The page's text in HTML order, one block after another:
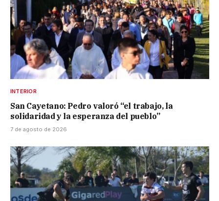
INTERIOR
San Cayetano: Pedro valoró “el trabajo, la
solidaridad y la esperanza del pueblo”
7 de agosto de 2026